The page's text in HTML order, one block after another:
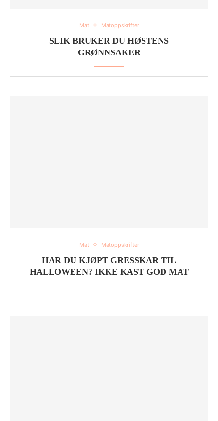
Mat Matoppskrifter
SLIK BRUKER DU HØSTENS
GRØNNSAKER
Mat Matoppskrifter
HAR DU KJØPT GRESSKAR TIL
HALLOWEEN? IKKE KAST GOD MAT